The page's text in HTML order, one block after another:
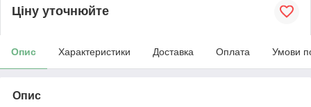
Ціну уточнюйте
Опис Характеристики Доставка Оплата Умови
Опис